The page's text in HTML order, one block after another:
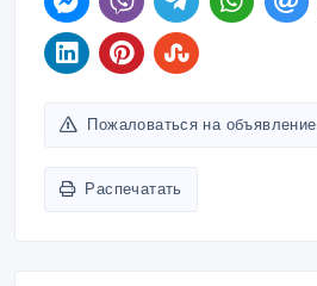
Пожаловаться на объявление
Распечатать